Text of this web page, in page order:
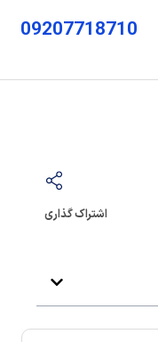
09207718710
اشتراک گذاری